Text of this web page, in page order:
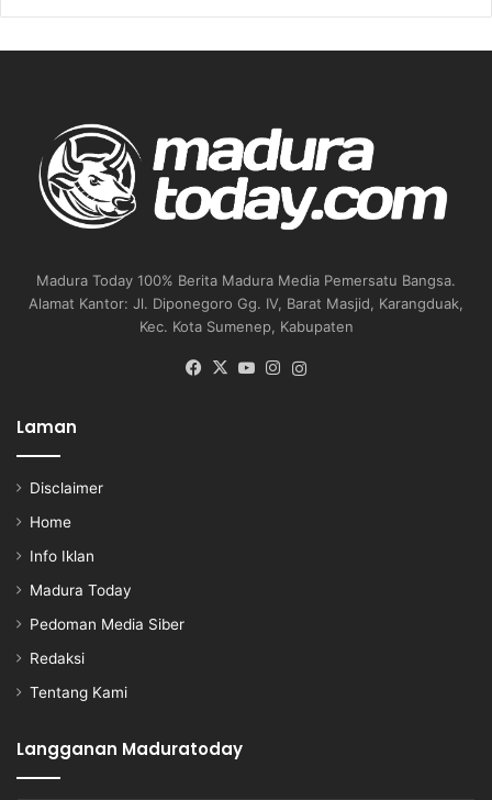
Madura Today 100% Berita Madura Media Pemersatu Bangsa.
Alamat Kantor: Jl. Diponegoro Gg. IV, Barat Masjid, Karangduak,
Kec. Kota Sumenep, Kabupaten
Facebook
X YouTubeInstagram
Laman
Disclaimer
Home
Info Iklan
Madura Today
Pedoman Media Siber
Redaksi
Tentang Kami
Langganan Maduratoday